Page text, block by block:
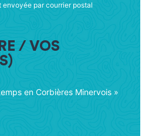
envoyée par courrier postal
/ VOS
en Corbières Minervois »